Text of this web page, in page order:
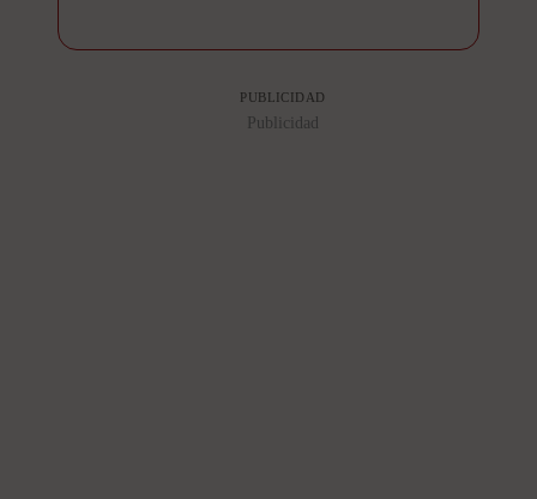
PUBLICIDAD
Publicidad